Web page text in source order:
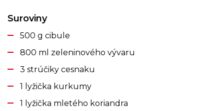
Suroviny
500 g cibule
800 ml zeleninového vývaru
3 strúčiky cesnaku
1 lyžička kurkumy
1 lyžička mletého koriandra